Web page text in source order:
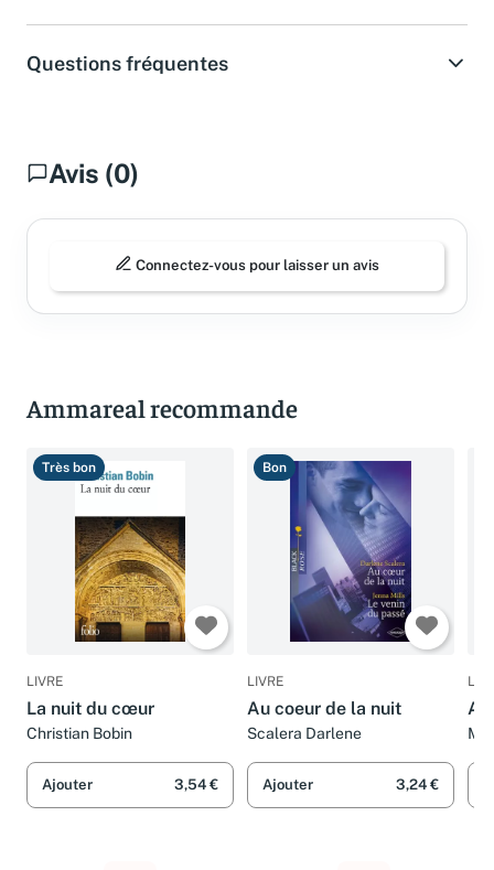
Questions fréquentes
Avis (0)
Connectez-vous pour laisser un avis
Ammareal recommande
Très bon
LIVRE
La nuit du cœur
Christian Bobin
Ajouter 3,54 €
Bon
LIVRE
Au coeur de la nuit
Scalera Darlene
Ajouter 3,24 €